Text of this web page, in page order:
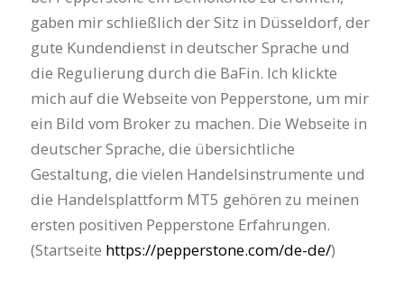
gaben mir schließlich der Sitz in Düsseldorf, der
gute Kundendienst in deutscher Sprache und
die Regulierung durch die BaFin. Ich klickte
mich auf die Webseite von Pepperstone, um mir
ein Bild vom Broker zu machen. Die Webseite in
deutscher Sprache, die übersichtliche
Gestaltung, die vielen Handelsinstrumente und
die Handelsplattform MT5 gehören zu meinen
ersten positiven Pepperstone Erfahrungen.
(Startseite https://pepperstone.com/de-de/)